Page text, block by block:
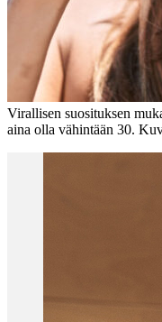
Virallisen suosituksen
aina olla vähintään 30.